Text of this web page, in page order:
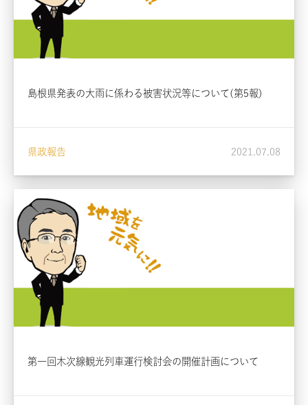
島根県発表の大雨に係わる被害状況等について(第5報)
県政報告 2021.07.08
第一回木次線観光列車運行検討会の開催計画について